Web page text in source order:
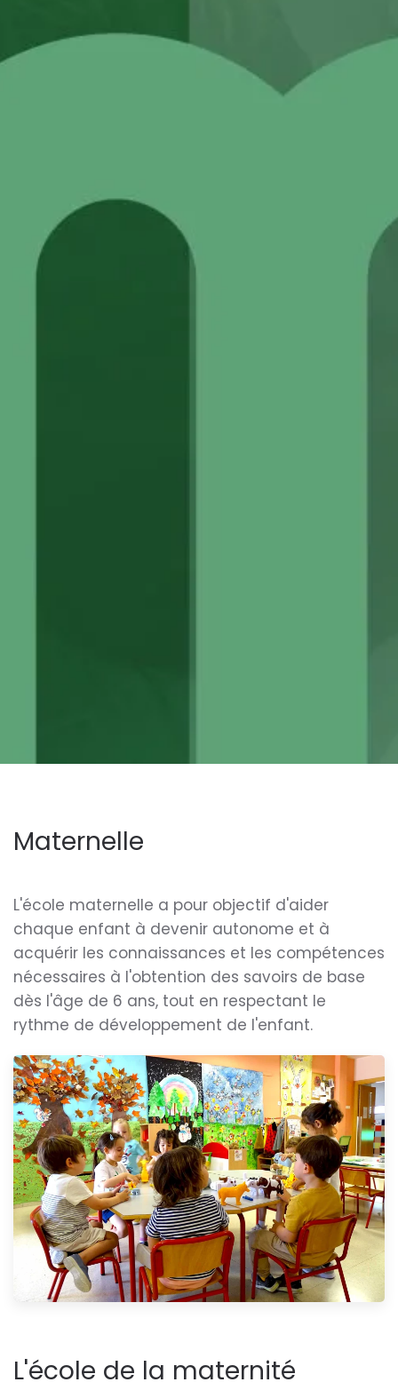
Maternelle
L'école maternelle a pour objectif d'aider
chaque enfant à devenir autonome et à
acquérir les connaissances et les compétences
nécessaires à l'obtention des savoirs de base
dès l'âge de 6 ans, tout en respectant le
rythme de développement de l'enfant.
L'école de la maternité